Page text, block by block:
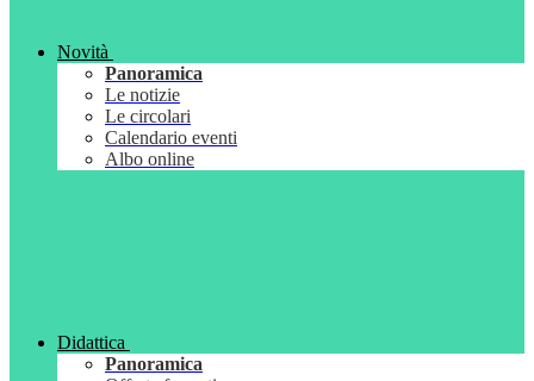
Novità
Panoramica
Le notizie
Le circolari
Calendario eventi
Albo online
Didattica
Panoramica